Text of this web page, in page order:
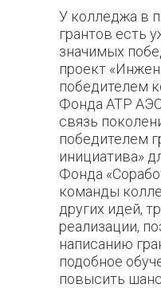
У колледжа в
грантов есть
значимых
проект
победителем
Фонда АТР
связь
победителем
инициатива»
Фонда
команды
других идей,
реализации,
написанию
подобное
повысить